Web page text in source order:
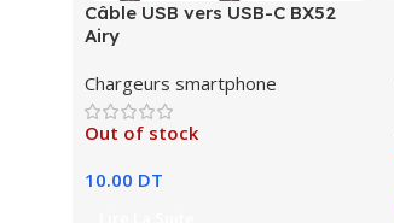
Câble USB vers USB-C BX52
Airy
Chargeurs smartphone
Out of stock
10.00 DT